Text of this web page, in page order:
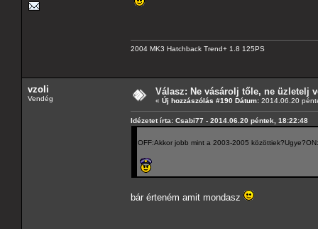
2004 MK3 Hatchback Trend+ 1.8 125PS
vzoli
Vendég
Válasz: Ne vásárolj tőle, ne üzletelj
« Új hozzászólás #190 Dátum: 2014.06.20
Idézetet írta: Csabi77 - 2014.06.20 péntek, 18:22:48
OFF:Akkor jobb mint a 2003-2005 közöttiek?Ugye?ON:
bár érteném amit mondasz